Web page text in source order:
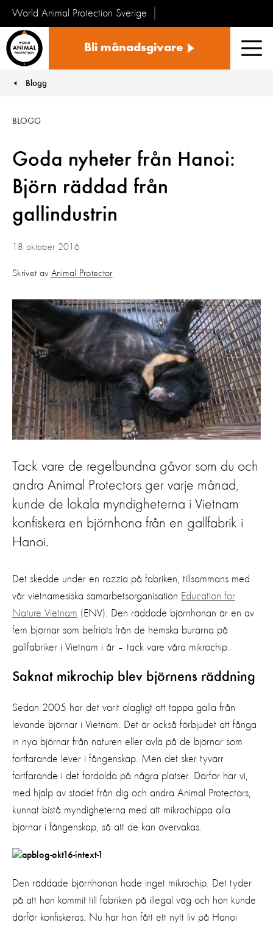
World Animal Protection Sverige
Bli månadsgivare
You are here:
Blogg
Goda nyheter från Hanoi:
Björn räddad från
gallindustrin
BLOGG
18 oktober 2016
Skrivet av Animal Protector
Tack vare de regelbundna gåvor som du och
andra Animal Protectors ger varje månad,
kunde de lokala myndigheterna i Vietnam
konfiskera en björnhona från en gallfabrik i
Hanoi.
Det skedde under en razzia på fabriken, tillsammans med
vår vietnamesiska samarbetsorganisation Education for
Nature Vietnam (ENV). Den räddade björnhonan är en av
fem björnar som befriats från de hemska burarna på
gallfabriker i Vietnam i år – tack vare våra mikrochip.
Saknat mikrochip blev björnens räddning
Sedan 2005 har det varit olagligt att tappa galla från
levande björnar i Vietnam. Det är också förbjudet att fånga
in nya björnar från naturen eller avla på de björnar som
fortfarande lever i fångenskap. Men det sker tyvärr
fortfarande i det fördolda på några platser. Därför har vi,
med hjälp av stödet från dig och andra Animal Protectors,
kunnat bistå myndigheterna med att mikrochippa alla
björnar i fångenskap, så att de kan övervakas.
Den räddade björnhonan hade inget mikrochip. Det tyder
på att hon kommit till fabriken på illegal väg och hon kunde
därför konfiskeras. Nu har hon fått ett nytt liv på Hanoi